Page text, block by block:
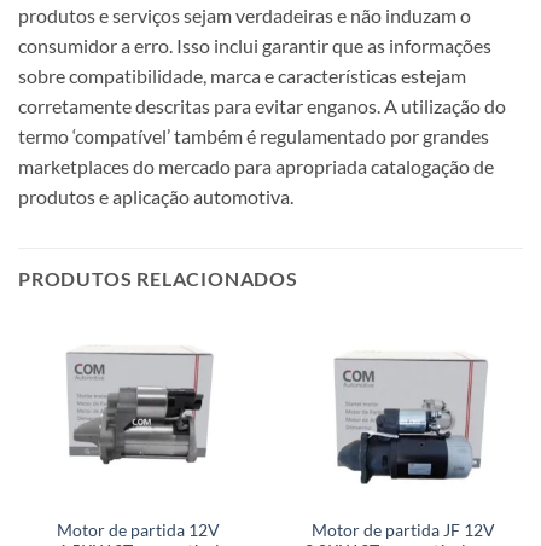
produtos e serviços sejam verdadeiras e não induzam o
consumidor a erro. Isso inclui garantir que as informações
sobre compatibilidade, marca e características estejam
corretamente descritas para evitar enganos. A utilização do
termo ‘compatível’ também é regulamentado por grandes
marketplaces do mercado para apropriada catalogação de
produtos e aplicação automotiva.
PRODUTOS RELACIONADOS
Motor de partida 12V
Motor de partida JF 12V